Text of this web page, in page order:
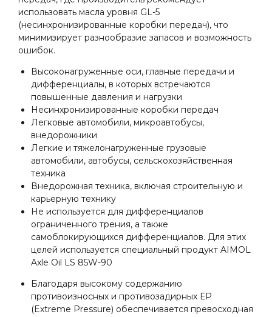
использовать масла уровня GL-5
(несинхронизированные коробки передач), что
минимизирует разнообразие запасов и возможность
ошибок.
Высоконагруженные оси, главные передачи и
дифференциалы, в которых встречаются
повышенные давления и нагрузки
Несинхронизированные коробки передач
Легковые автомобили, микроавтобусы,
внедорожники
Легкие и тяжелонагруженные грузовые
автомобили, автобусы, сельскохозяйственная
техника
Внедорожная техника, включая строительную и
карьерную технику
Не используется для дифференциалов
ограниченного трения, а также
самоблокирующихся дифференциалов. Для этих
целей используется специальный продукт AIMOL
Axle Oil LS 85W-90
Благодаря высокому содержанию
противоизносных и противозадирных ЕР
(Extreme Pressure) обеспечивается превосходная